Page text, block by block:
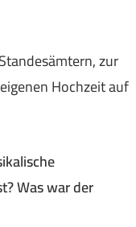
zur
Hochzeit auf
Was war der